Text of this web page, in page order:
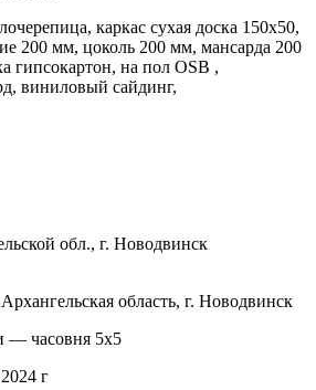
каркас сухая доска 150х50,
200 мм, цоколь 200 мм, мансарда 200
гипсокартон, на пол OSB ,
виниловый сайдинг,
обл., г. Новодвинск
область, г. Новодвинск
— часовня 5х5
г